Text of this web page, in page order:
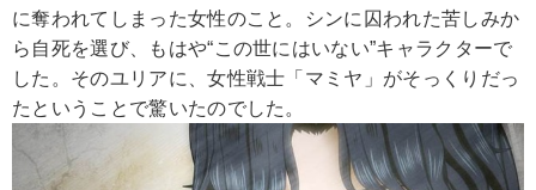
に奪われてしまった女性のこと。シンに囚われた苦しみか
ら自死を選び、もはや“この世にはいない”キャラクターで
した。そのユリアに、女性戦士「マミヤ」がそっくりだっ
たということで驚いたのでした。